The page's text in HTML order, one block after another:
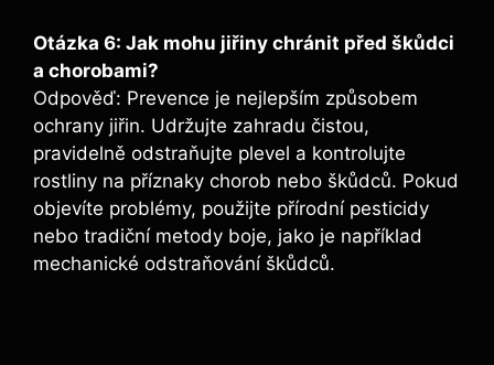
Otázka 6: Jak mohu jiřiny chránit před škůdci
a chorobami?
Odpověď: Prevence je nejlepším způsobem
ochrany jiřin. Udržujte zahradu čistou,
pravidelně odstraňujte plevel a kontrolujte
rostliny na příznaky chorob nebo škůdců. Pokud
objevíte problémy, použijte přírodní pesticidy
nebo tradiční metody boje, jako je například
mechanické odstraňování škůdců.